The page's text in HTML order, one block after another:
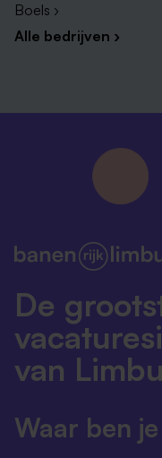
Boels ›
Alle bedrijven ›
De
van
Waar ben